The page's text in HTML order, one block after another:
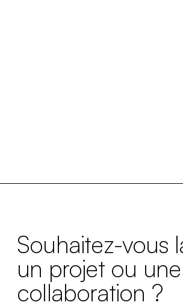
Souhaitez-vous
un projet ou une
collaboration ?